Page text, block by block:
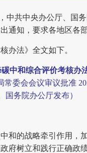
中共中央办公厅、国
通知，要求各地区各
办法》全文如下。
中和综合评价考核办
常委会会议审议批准
国务院办公厅发布）
和的战略牵引作用，
府树立和践行正确政